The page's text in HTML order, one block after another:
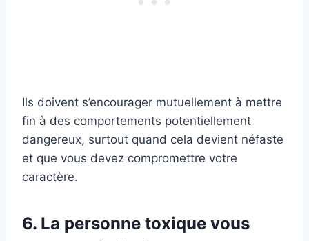
Ils doivent s’encourager mutuellement à mettre
fin à des comportements potentiellement
dangereux, surtout quand cela devient néfaste
et que vous devez compromettre votre
caractère.
6. La personne toxique vous